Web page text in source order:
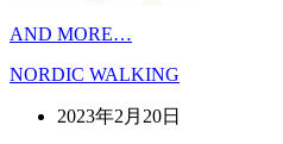
AND MORE…
NORDIC WALKING
2023年2月20日